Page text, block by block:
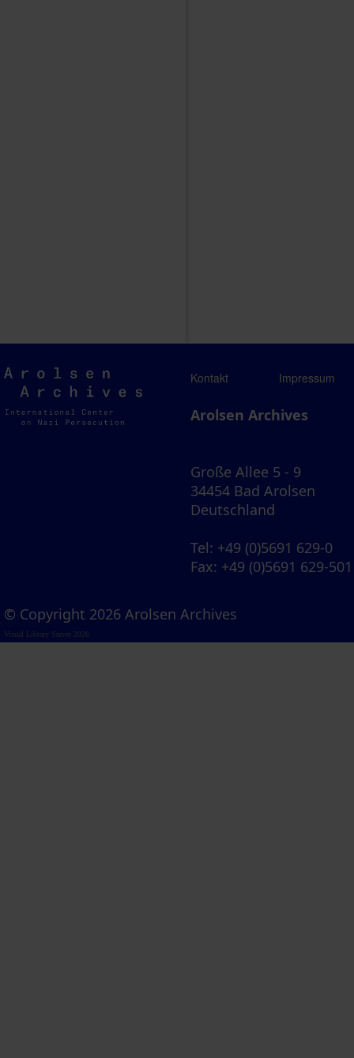
Arolsen
Archives
Kontakt Impressum
Arolsen Archives
Große Allee 5 - 9
34454 Bad Arolsen
Deutschland
Tel: +49 (0)5691 629-0
Fax: +49 (0)5691 629-501
© Copyright 2026 Arolsen Archives
Visual Library Server 2026